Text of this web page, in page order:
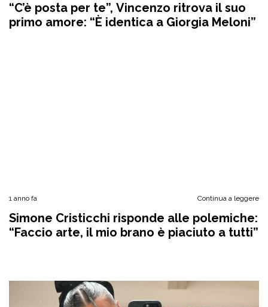
“C’è posta per te”, Vincenzo ritrova il suo
primo amore: “È identica a Giorgia Meloni”
1 anno fa Continua a leggere
Simone Cristicchi risponde alle polemiche:
“Faccio arte, il mio brano è piaciuto a tutti”